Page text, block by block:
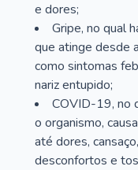
e dores;
Gripe, no qual
que atinge desde
como sintomas
nariz entupido;
COVID-19, no
o organismo,
até dores,
desconfortos e